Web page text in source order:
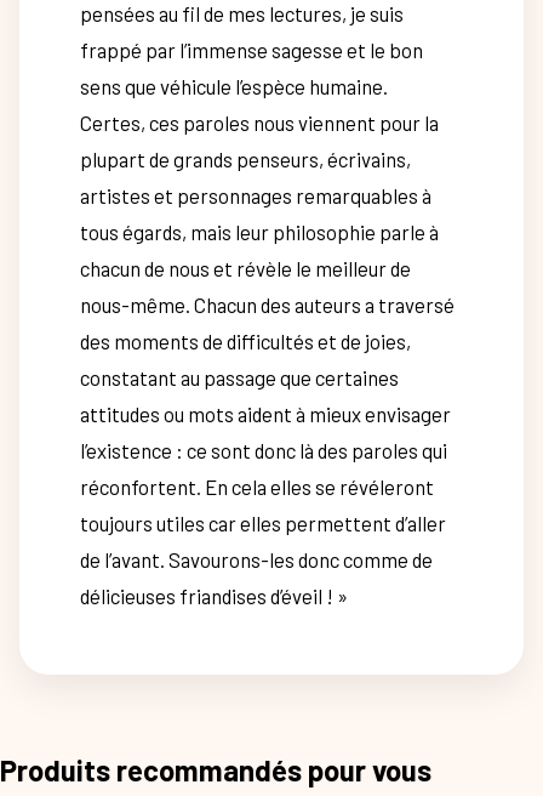
pensées au fil de mes lectures, je suis
frappé par l’immense sagesse et le bon
sens que véhicule l’espèce humaine.
Certes, ces paroles nous viennent pour la
plupart de grands penseurs, écrivains,
artistes et personnages remarquables à
tous égards, mais leur philosophie parle à
chacun de nous et révèle le meilleur de
nous-même. Chacun des auteurs a traversé
des moments de difficultés et de joies,
constatant au passage que certaines
attitudes ou mots aident à mieux envisager
l’existence : ce sont donc là des paroles qui
réconfortent. En cela elles se révéleront
toujours utiles car elles permettent d’aller
de l’avant. Savourons-les donc comme de
délicieuses friandises d’éveil ! »
Produits recommandés pour vous